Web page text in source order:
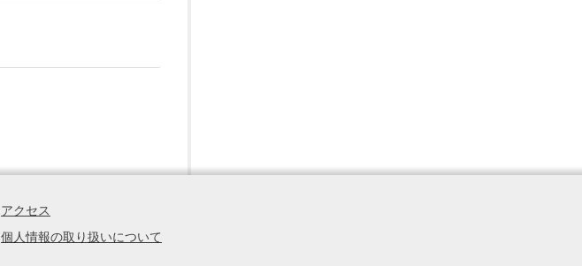
アクセス
個人情報の取り扱いについて